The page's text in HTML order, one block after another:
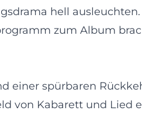
hell
zum Album
einer spürbaren
von Kabarett und Lied